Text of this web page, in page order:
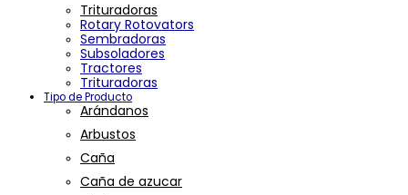
Trituradoras
Rotary Rotovators
Sembradoras
Subsoladores
Tractores
Trituradoras
Tipo de Producto
Arándanos
Arbustos
Caña
Caña de azucar